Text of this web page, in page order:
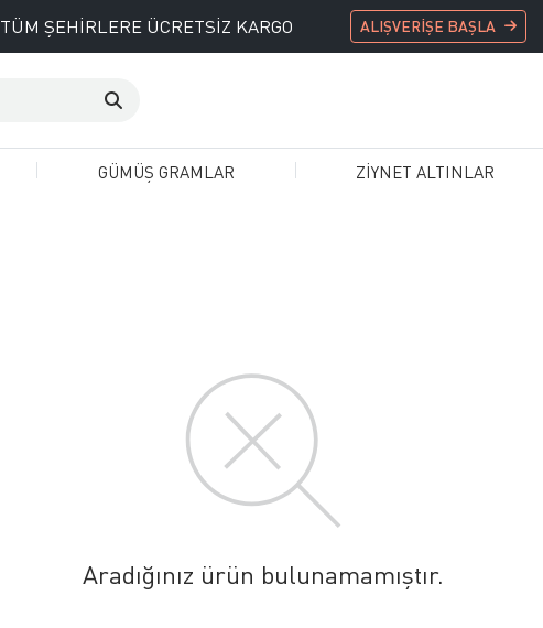
TÜM ŞEHİRLERE ÜCRETSİZ KARGO ALIŞVERİŞE BAŞLA
GÜMÜŞ GRAMLAR ZİYNET ALTINLAR
Aradığınız ürün bulunamamıştır.